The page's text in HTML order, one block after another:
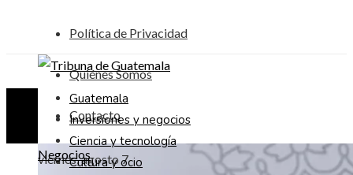
Política de Privacidad
Quiénes Somos
Contacto
viernes, agosto 7
Guatemala
Inversiones y negocios
Ciencia y tecnología
Cultura y ocio
Negocios